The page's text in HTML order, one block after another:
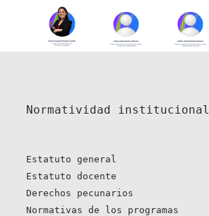
Normatividad institucional
Estatuto general
Estatuto docente
Derechos pecunarios
Normativas de los programas